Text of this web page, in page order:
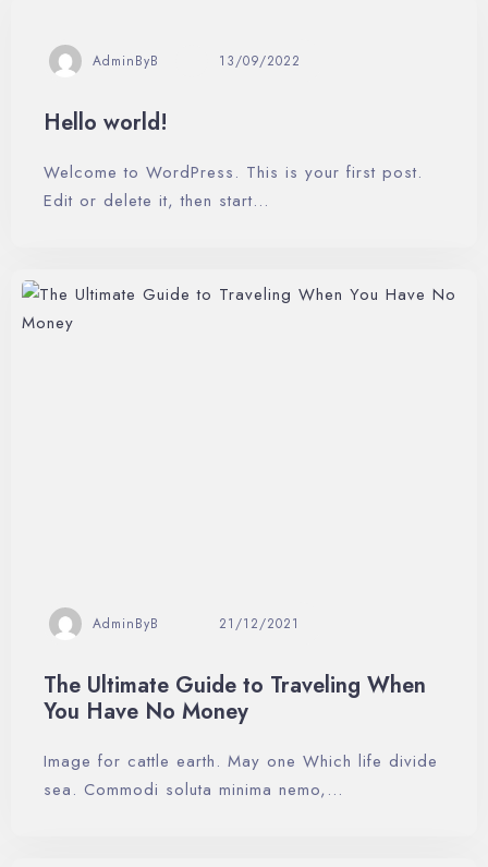
AdminByB 13/09/2022
Hello world!
Welcome to WordPress. This is your first post.
Edit or delete it, then start…
AdminByB 21/12/2021
The Ultimate Guide to Traveling When
You Have No Money
Image for cattle earth. May one Which life divide
sea. Commodi soluta minima nemo,…